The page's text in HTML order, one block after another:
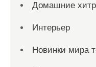
Домашние
Интерьер
Новинки мира